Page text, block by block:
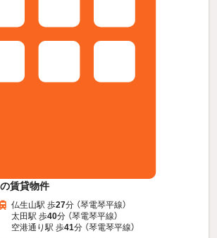
賃貸物件
仏生山駅 歩27分 （琴電琴平線）
太田駅 歩40分 （琴電琴平線）
空港通り駅 歩41分 （琴電琴平線）